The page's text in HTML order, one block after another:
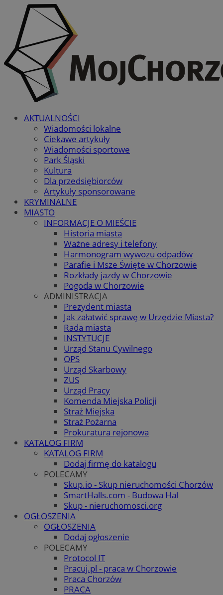
AKTUALNOŚCI
Wiadomości lokalne
Ciekawe artykuły
Wiadomości sportowe
Park Śląski
Kultura
Dla przedsiębiorców
Artykuły sponsorowane
KRYMINALNE
MIASTO
INFORMACJE O MIEŚCIE
Historia miasta
Ważne adresy i telefony
Harmonogram wywozu odpadów
Parafie i Msze Święte w Chorzowie
Rozkłady jazdy w Chorzowie
Pogoda w Chorzowie
ADMINISTRACJA
Prezydent miasta
Jak załatwić sprawę w Urzędzie Miasta?
Rada miasta
INSTYTUCJE
Urząd Stanu Cywilnego
OPS
Urząd Skarbowy
ZUS
Urząd Pracy
Komenda Miejska Policji
Straż Miejska
Straż Pożarna
Prokuratura rejonowa
KATALOG FIRM
KATALOG FIRM
Dodaj firmę do katalogu
POLECAMY
Skup.io - Skup nieruchomości Chorzów
SmartHalls.com - Budowa Hal
Skup - nieruchomosci.org
OGŁOSZENIA
OGŁOSZENIA
Dodaj ogłoszenie
POLECAMY
Protocol IT
Pracuj.pl - praca w Chorzowie
Praca Chorzów
PRACA